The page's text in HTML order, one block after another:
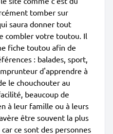
tomber sur
saura donner tout
combler votre toutou. Il
fiche toutou afin de
: balades, sport,
d'apprendre à
le chouchouter au
beaucoup de
à leur famille ou à leurs
être souvent la plus
ce sont des personnes